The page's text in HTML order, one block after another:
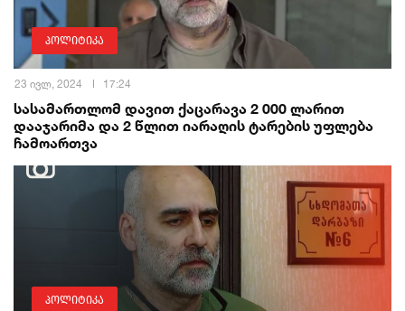
პოლიტიკა
23 ივლ, 2024 17:24
სასამართლომ დავით ქაცარავა 2 000 ლარით
დააჯარიმა და 2 წლით იარაღის ტარების უფლება
ჩამოართვა
პოლიტიკა